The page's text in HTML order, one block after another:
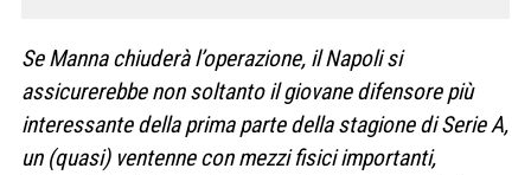
Se Manna chiuderà l’operazione, il Napoli si
assicurerebbe non soltanto il giovane difensore più
interessante della prima parte della stagione di Serie A,
un (quasi) ventenne con mezzi fisici importanti,